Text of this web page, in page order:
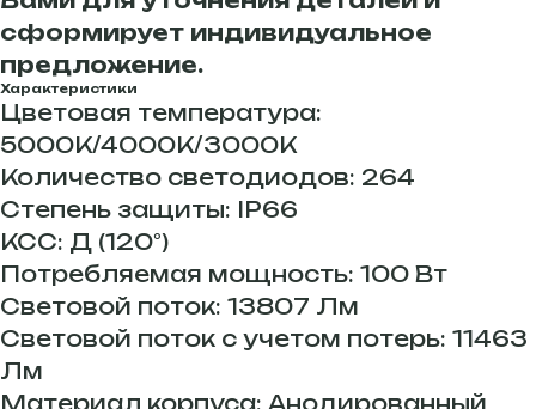
сформирует индивидуальное
предложение.
Характеристики
Цветовая температура:
5000К/4000К/3000К
Количество светодиодов: 264
Степень защиты: IP66
КСС: Д (120°)
Потребляемая мощность: 100 Вт
Световой поток: 13807 Лм
Световой поток с учетом потерь: 11463
Лм
Материал корпуса: Анодированный